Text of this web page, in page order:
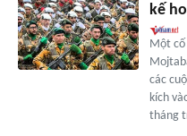
kế
Một cố
các
kích
tháng